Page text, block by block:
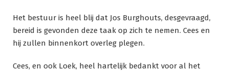
Het bestuur is heel blij dat Jos Burghouts, desgevraagd,
bereid is gevonden deze taak op zich te nemen. Cees en
hij zullen binnenkort overleg plegen.
Cees, en ook Loek, heel hartelijk bedankt voor al het